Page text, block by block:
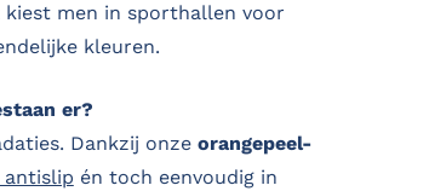
men in sporthallen voor
kleuren.
er?
Dankzij onze orangepeel-
én toch eenvoudig in